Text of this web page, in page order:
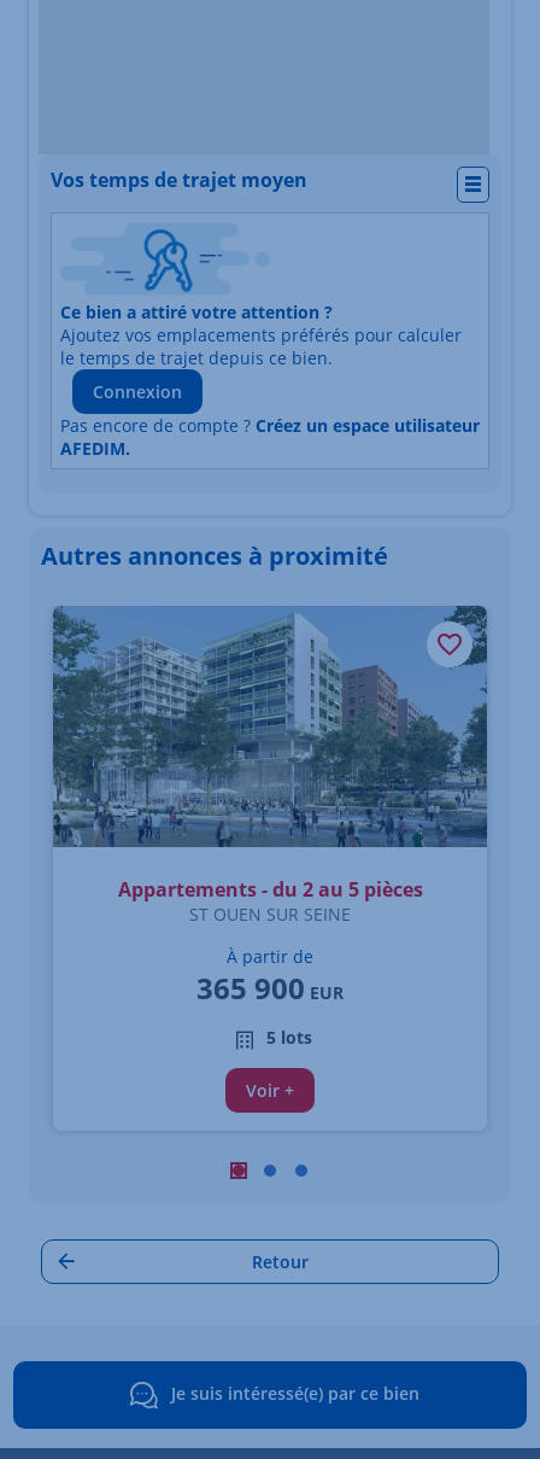
Vos temps de trajet moyen
Nature du lieu
Adresse
Durée du trajet en voiture
Durée du trajet en
Ce bien a attiré votre attention ?
Ajoutez vos emplacements préférés pour calculer
le temps de trajet depuis ce bien.
Connexion
Pas encore de compte ? Créez un espace utilisateur
AFEDIM.
Autres annonces à proximité
Carrousel : Autres annonces à
Carrousel : Autres annonces à
Carrousel : Autres
Élément 1 sur 3
Appartements - du 2 au 5 pièces
ST OUEN SUR SEINE
À partir de
365 900 EUR
5 lots
Voir +
Retour
Je suis intéressé(e) par ce bien